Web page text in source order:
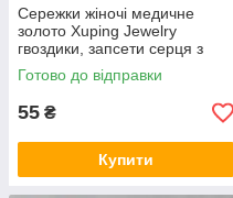
Сережки жіночі медичне
золото Xuping Jewelry
гвоздики, запсети серця з
перлами 24K
Готово до відправки
55 ₴
Купити